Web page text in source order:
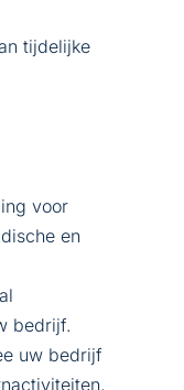
tijdelijke
voor
en
bedrijf.
uw bedrijf